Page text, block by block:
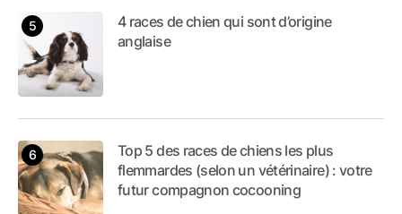
4 races de chien qui sont d’origine
anglaise
Top 5 des races de chiens les plus
flemmardes (selon un vétérinaire) : votre
futur compagnon cocooning